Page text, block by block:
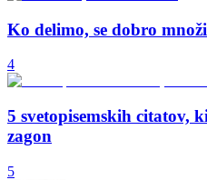
Ko delimo, se dobro množi
4
5 svetopisemskih citatov,
zagon
5